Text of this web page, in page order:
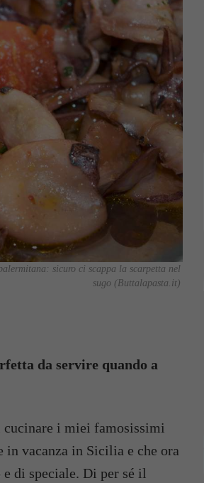
sicuro ci scappa la scarpetta nel
sugo (Buttalapasta.it)
da servire quando a
i miei famosissimi
in vacanza in Sicilia e che ora
di speciale. Di per sé il